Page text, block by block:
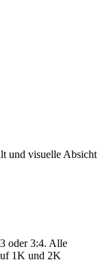
und visuelle Absicht
oder 3:4. Alle
1K und 2K